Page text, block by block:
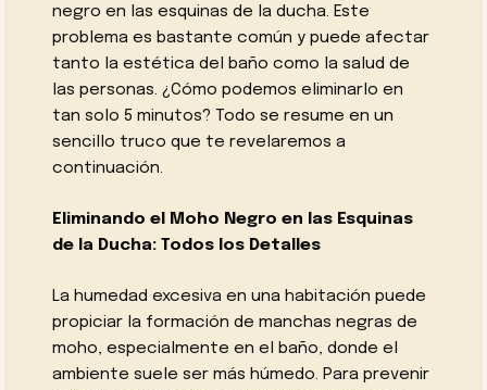
negro en las esquinas de la ducha. Este
problema es bastante común y puede afectar
tanto la estética del baño como la salud de
las personas. ¿Cómo podemos eliminarlo en
tan solo 5 minutos? Todo se resume en un
sencillo truco que te revelaremos a
continuación.
Eliminando el Moho Negro en las Esquinas
de la Ducha: Todos los Detalles
La humedad excesiva en una habitación puede
propiciar la formación de manchas negras de
moho, especialmente en el baño, donde el
ambiente suele ser más húmedo. Para prevenir